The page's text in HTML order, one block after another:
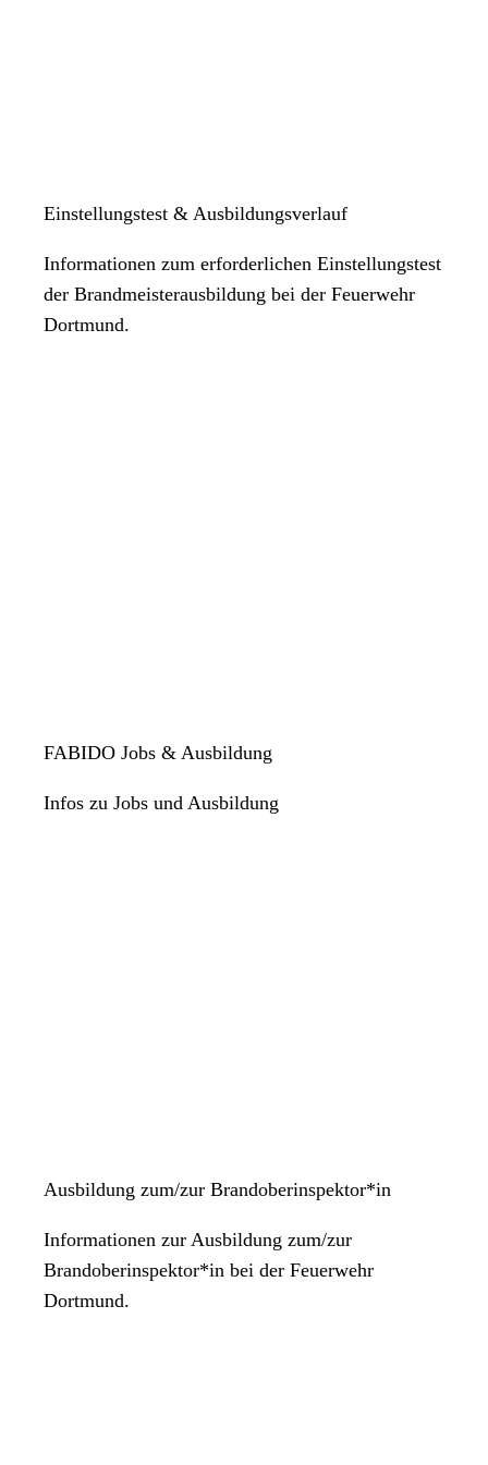
Einstellungstest & Ausbildungsverlauf
Informationen zum erforderlichen Einstellungstest
der Brandmeisterausbildung bei der Feuerwehr
Dortmund.
FABIDO Jobs & Ausbildung
Infos zu Jobs und Ausbildung
Ausbildung zum/zur Brandoberinspektor*in
Informationen zur Ausbildung zum/zur
Brandoberinspektor*in bei der Feuerwehr
Dortmund.